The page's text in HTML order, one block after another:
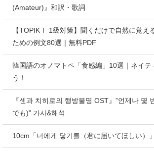
(Amateur)』和訳・歌詞
【TOPIKⅠ 1級対策】聞くだけで自然に覚え
ための例文80選｜無料PDF
韓国語のオノマトペ「食感編」10選｜ネイテ
う！
『센과 치히로의 행방불명 OST』”언제나 몇
でも)” 가사&해석
10cm「너에게 닿기를（君に届いてほしい）